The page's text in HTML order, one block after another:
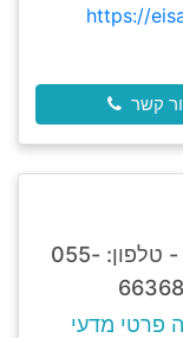
https://
קשר
ליטל יצחק - טלפון: 055-
פרטי מדעי